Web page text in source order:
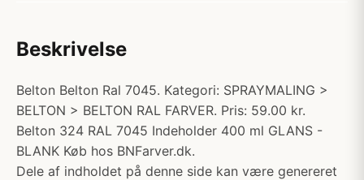
Beskrivelse
Belton Belton Ral 7045. Kategori: SPRAYMALING >
BELTON > BELTON RAL FARVER. Pris: 59.00 kr.
Belton 324 RAL 7045 Indeholder 400 ml GLANS -
BLANK Køb hos BNFarver.dk.
Dele af indholdet på denne side kan være genereret